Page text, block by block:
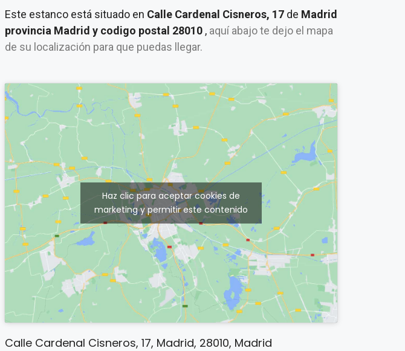
Este estanco está situado en Calle Cardenal Cisneros, 17 de Madrid
provincia Madrid y codigo postal 28010 , aquí abajo te dejo el mapa
de su localización para que puedas llegar.
Haz clic para aceptar cookies de
marketing y permitir este contenido
Calle Cardenal Cisneros, 17, Madrid, 28010, Madrid